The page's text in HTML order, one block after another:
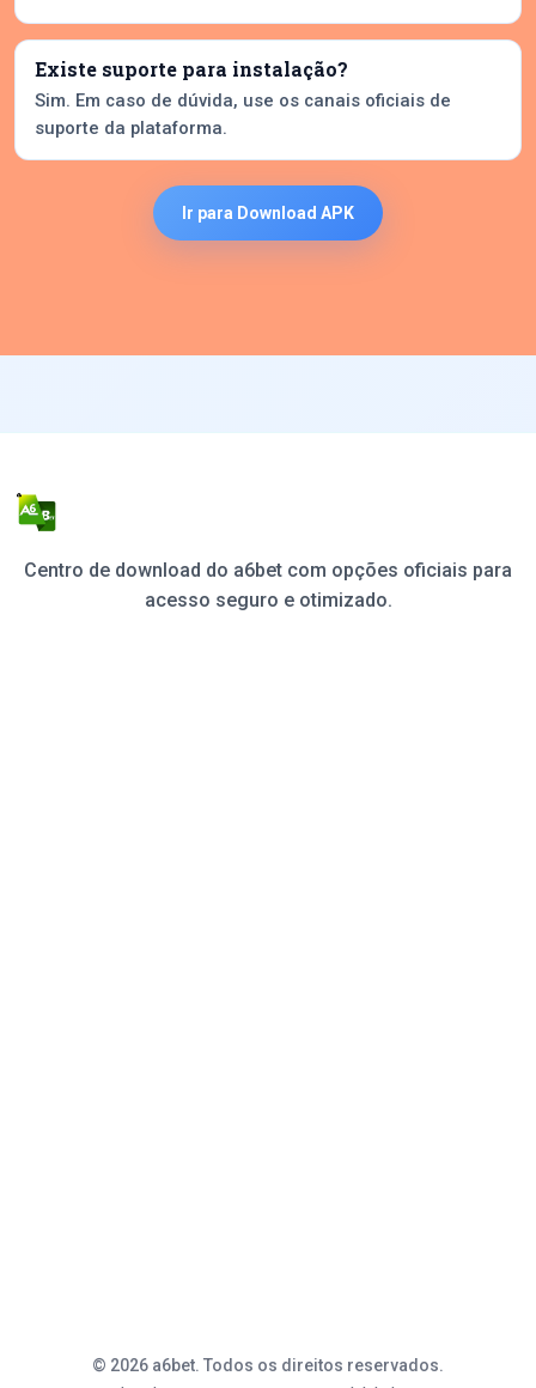
Existe suporte para instalação?
Sim. Em caso de dúvida, use os canais oficiais de
suporte da plataforma.
Ir para Download APK
Centro de download do a6bet com opções oficiais para
acesso seguro e otimizado.
© 2026 a6bet. Todos os direitos reservados.